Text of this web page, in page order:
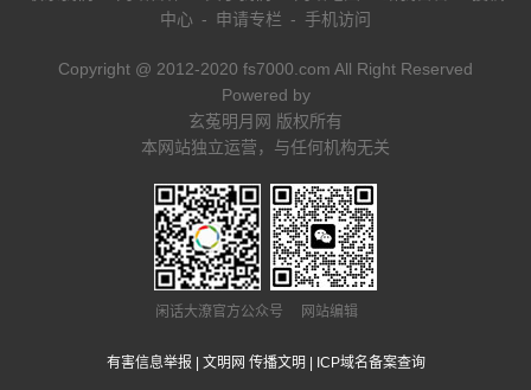
中心 - 申请专栏 - 手机访问
Copyright @ 2012-2020 fs7000.com All Right Reserved
Powered by
玄菟明月网 版权所有
本网站独立运营，与任何机构无关
闲话大潦官方公众号 网站编辑
有害信息举报 文明网 传播文明 ICP域名备案查询